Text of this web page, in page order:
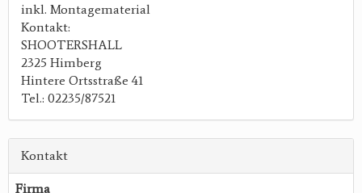
inkl. Montagematerial
Kontakt:
SHOOTERSHALL
2325 Himberg
Hintere Ortsstraße 41
Tel.: 02235/87521
Kontakt
Firma